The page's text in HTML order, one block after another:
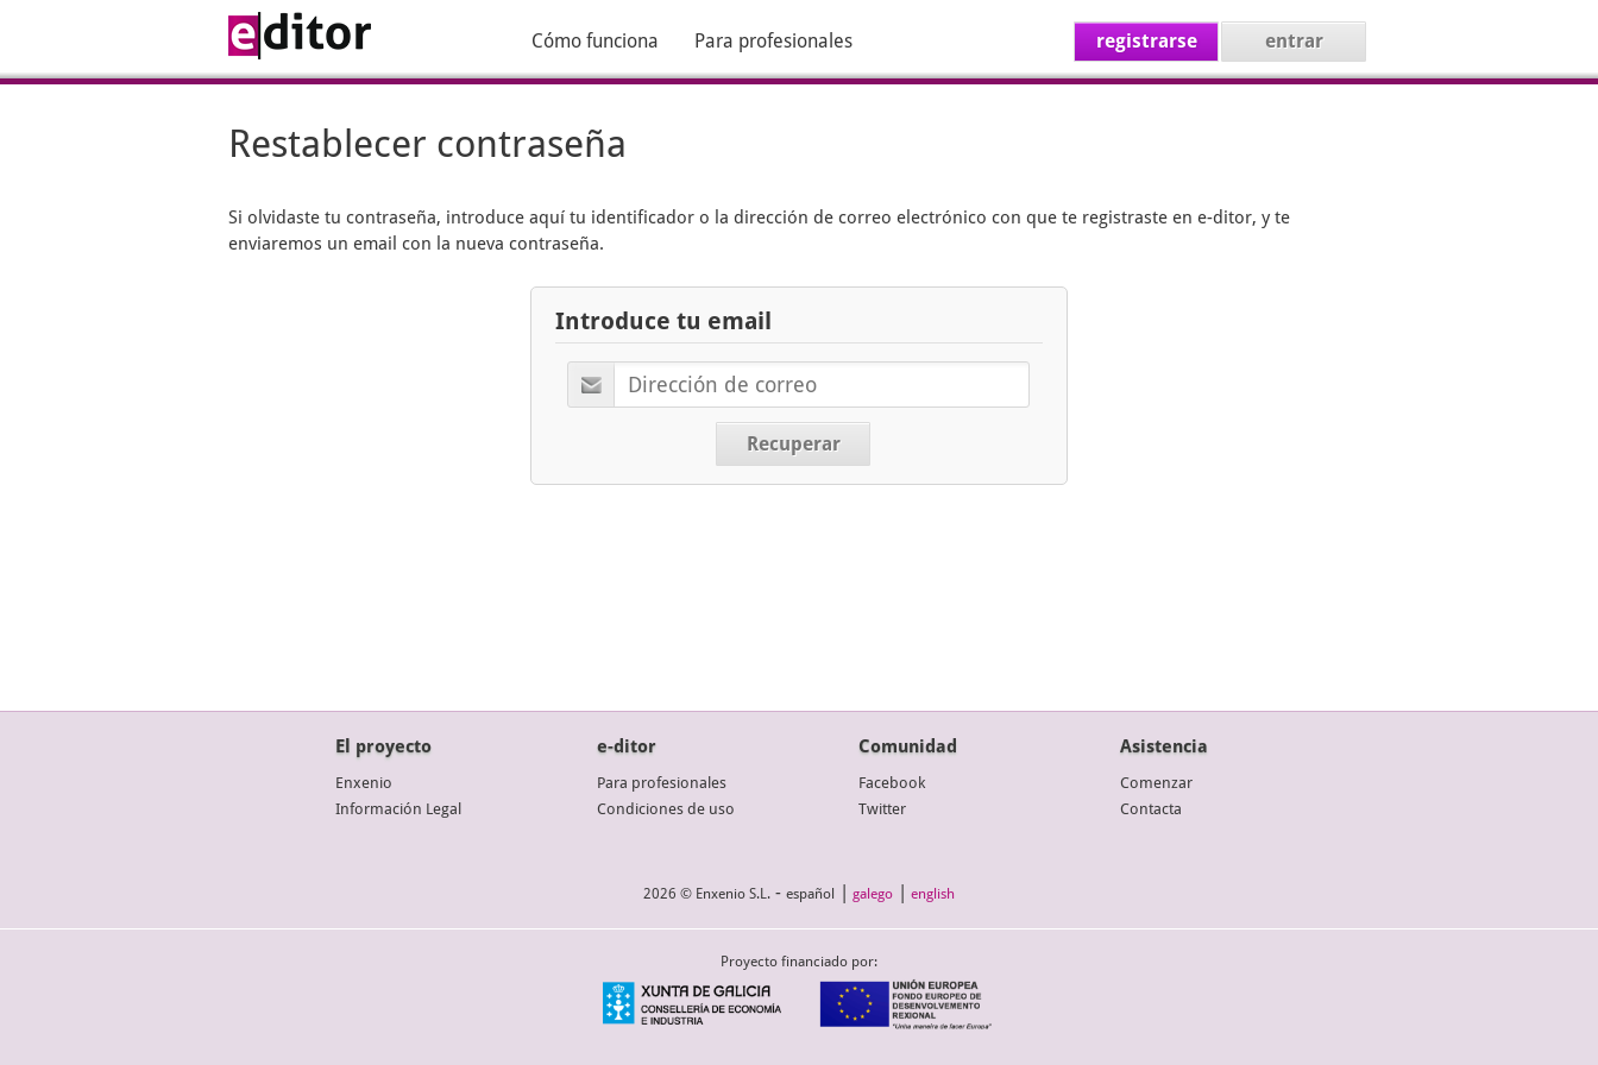
Cómo funciona Para profesionales registrarse entrar
Restablecer contraseña
Si olvidaste tu contraseña, introduce aquí tu identificador o la dirección de correo electrónico con que te registraste en e-ditor, y te
enviaremos un email con la nueva contraseña.
Introduce tu email
El proyecto
Enxenio
Información Legal
e-ditor
Para profesionales
Condiciones de uso
Comunidad
Facebook
Twitter
Asistencia
Comenzar
Contacta
2026 © Enxenio S.L. - español galego english
Proyecto financiado por: